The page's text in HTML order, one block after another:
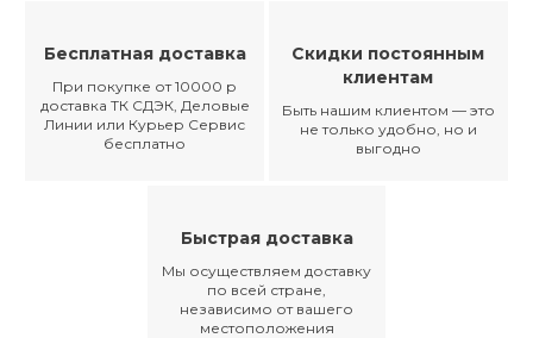
Бесплатная доставка
При покупке от 10000 р
доставка ТК СДЭК, Деловые
Линии или Курьер Сервис
бесплатно
Скидки постоянным
клиентам
Быть нашим клиентом — это
не только удобно, но и
выгодно
Быстрая доставка
Мы осуществляем доставку
по всей стране,
независимо от вашего
местоположения